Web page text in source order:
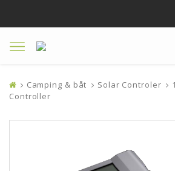
Toggle
Camping & båt Solar Controler
Controller